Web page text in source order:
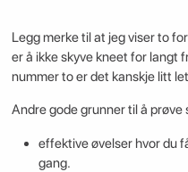
Legg merke til at jeg viser to
er å ikke skyve kneet for langt
nummer to er det kanskje litt
Andre gode grunner til å prøve
effektive øvelser hvor du
gang.